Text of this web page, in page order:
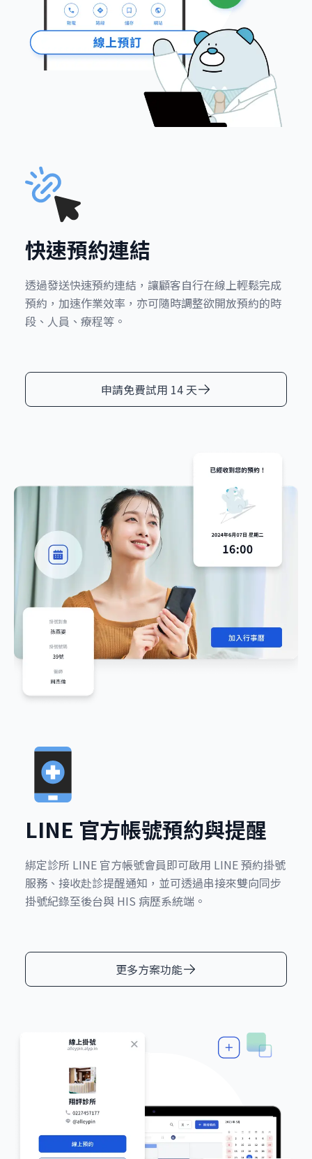
快速預約連結
透過發送快速預約連結，讓顧客自行在線上輕鬆完成
預約，加速作業效率，亦可隨時調整欲開放預約的時
段、人員、療程等。
申請免費試用 14 天
LINE 官方帳號預約與提醒
綁定診所 LINE 官方帳號會員即可啟用 LINE 預約掛號
服務、接收赴診提醒通知，並可透過串接來雙向同步
掛號紀錄至後台與 HIS 病歷系統端。
更多方案功能